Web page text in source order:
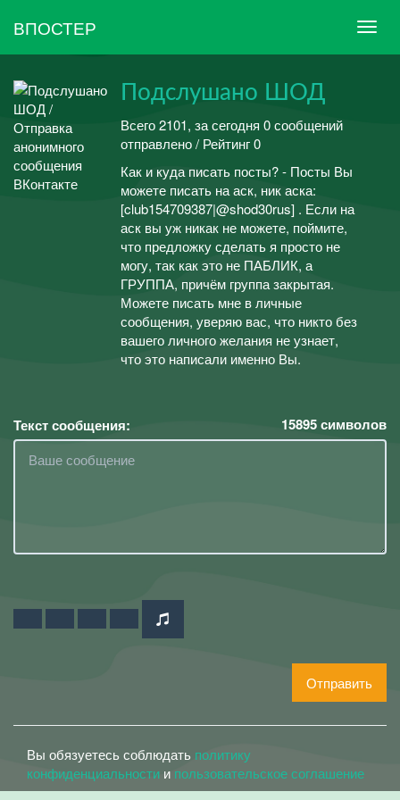
ВПОСТЕР
Подслушано ШОД
Всего 2101, за сегодня 0 сообщений
отправлено / Рейтинг 0
Как и куда писать посты? - Посты Вы
можете писать на аск, ник аска:
[club154709387|@shod30rus] . Если на
аск вы уж никак не можете, поймите,
что предложку сделать я просто не
могу, так как это не ПАБЛИК, а
ГРУППА, причём группа закрытая.
Можете писать мне в личные
сообщения, уверяю вас, что никто без
вашего личного желания не узнает,
что это написали именно Вы.
Текст сообщения: 15895символов
Отправить
Вы обязуетесь соблюдать политику
конфиденциальности и пользовательское соглашение